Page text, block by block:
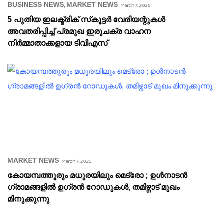
BUSINESS NEWS MARKET NEWS March 7, 2025
5 പുതിയ ഇലക്ട്രിക് സ്‌കൂട്ടർ വേരിയന്റുകൾ
അവതരിപ്പിച്ച് പ്രമുഖ ഇരുചക്ര വാഹന
നിർമ്മാതാക്കളായ ടിവിഎസ്
MARKET NEWS March 7, 2025
കോയമ്പത്തൂരും മധുരയിലും മെട്രോ ; ഉൾനാടൻ
ഗ്രാമങ്ങളിൽ ഉഗ്രൻ റോഡുകൾ, തമിഴ്നാട് മുഖം
മിനുക്കുന്നു